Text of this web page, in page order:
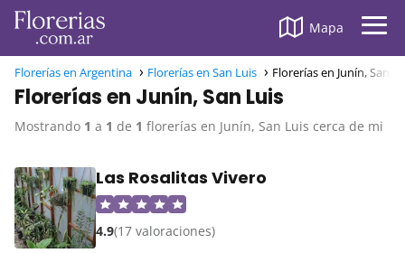
Mapa
Florerías en Argentina Florerías en San Luis Florerías en Junín, San
Florerías en Junín, San Luis
Mostrando 1 a 1 de 1 florerías en Junín, San Luis cerca de mi
Las Rosalitas Vivero
4.9(17 valoraciones)